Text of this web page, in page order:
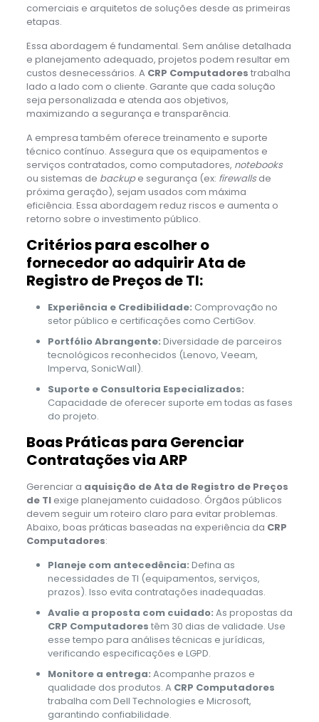
comerciais e arquitetos de soluções desde as primeiras
etapas.
Essa abordagem é fundamental. Sem análise detalhada
e planejamento adequado, projetos podem resultar em
custos desnecessários. A CRP Computadores trabalha
lado a lado com o cliente. Garante que cada solução
seja personalizada e atenda aos objetivos,
maximizando a segurança e transparência.
A empresa também oferece treinamento e suporte
técnico contínuo. Assegura que os equipamentos e
serviços contratados, como computadores, notebooks
ou sistemas de backupe segurança (ex: firewallsde
próxima geração), sejam usados com máxima
eficiência. Essa abordagem reduz riscos e aumenta o
retorno sobre o investimento público.
Critérios para escolher o
fornecedor ao adquirir Ata de
Registro de Preços de TI:
Experiência e Credibilidade: Comprovação no
setor público e certificações como CertiGov.
Portfólio Abrangente: Diversidade de parceiros
tecnológicos reconhecidos (Lenovo, Veeam,
Imperva, SonicWall).
Suporte e Consultoria Especializados:
Capacidade de oferecer suporte em todas as fases
do projeto.
Boas Práticas para Gerenciar
Contratações via ARP
Gerenciar a aquisição de Ata de Registro de Preços
de TIexige planejamento cuidadoso. Órgãos públicos
devem seguir um roteiro claro para evitar problemas.
Abaixo, boas práticas baseadas na experiência da CRP
Computadores:
Planeje com antecedência: Defina as
necessidades de TI (equipamentos, serviços,
prazos). Isso evita contratações inadequadas.
Avalie a proposta com cuidado: As propostas da
CRP Computadores têm 30 dias de validade. Use
esse tempo para análises técnicas e jurídicas,
verificando especificações e LGPD.
Monitore a entrega: Acompanhe prazos e
qualidade dos produtos. A CRP Computadores
trabalha com Dell Technologies e Microsoft,
garantindo confiabilidade.